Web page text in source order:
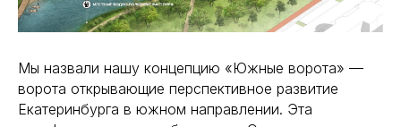
Мы назвали нашу концепцию «Южные ворота» —
ворота открывающие перспективное развитие
Екатеринбурга в южном направлении. Эта